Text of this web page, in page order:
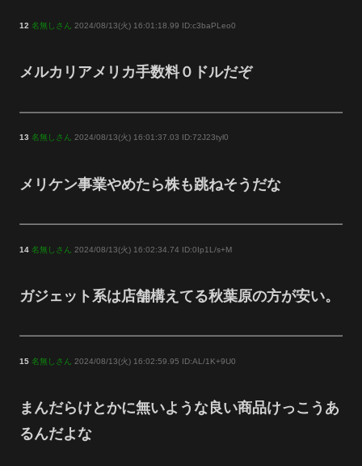
12 名無しさん 2024/08/13(火) 16:01:18.99 ID:c3baPLeo0
メルカリアメリカ手数料０ドルだぞ
13 名無しさん 2024/08/13(火) 16:01:37.03 ID:72J23tyl0
メリケン事業やめたら株も跳ねそうだな
14 名無しさん 2024/08/13(火) 16:02:34.74 ID:0Ip1L/s+M
ガジェット系は店舗構えてる秋葉原の方が安い。
15 名無しさん 2024/08/13(火) 16:02:59.95 ID:AL/1K+9U0
まんだらけとかに無いような良い商品けっこうあ
るんだよな